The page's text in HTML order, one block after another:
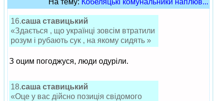
На тему: Кобеляцькі комунальники наплюв...
16.саша ставицький
«Здається , що українці зовсім втратили
розум і рубають сук , на якому сидять »
З оцим погоджуся, люди одуріли.
18.саша ставицький
«Оце у вас дійсно позиція свідомого